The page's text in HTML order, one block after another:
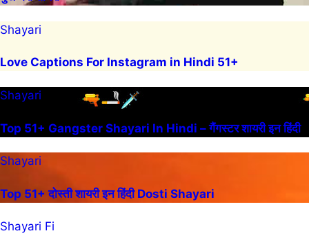
Shayari
Love Captions For Instagram in Hindi 51+
Shayari
Top 51+ Gangster Shayari In Hindi – गैंगस्टर शायरी इन हिंदी
Shayari
Top 51+ दोस्ती शायरी इन हिंदी Dosti Shayari
Shayari Fi